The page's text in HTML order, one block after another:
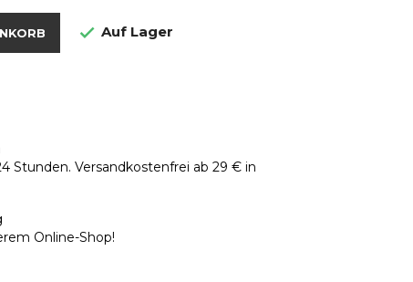
 Auf Lager
Stunden. Versandkostenfrei ab 29 € in
Online-Shop!